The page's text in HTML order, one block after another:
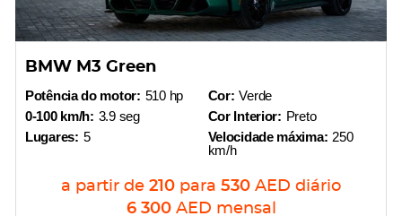
BMW M3 Green
Potência do motor: 510 hp
0-100 km/h: 3.9 seg
Lugares: 5
Cor: Verde
Cor Interior: Preto
Velocidade máxima: 250
km/h
a partir de 210 para 530 AED diário
6 300 AED mensal